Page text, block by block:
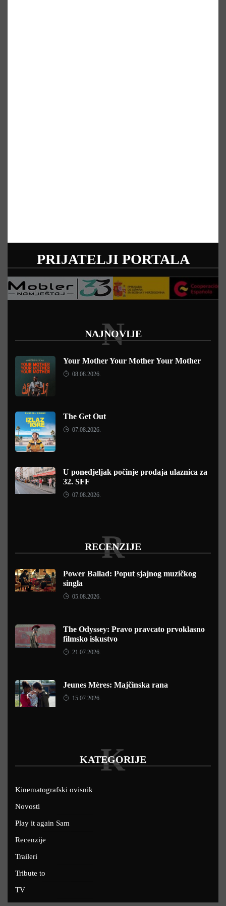
PRIJATELJI PORTALA
NAJNOVIJE
N
Your Mother Your Mother Your Mother
08.08.2026.
The Get Out
07.08.2026.
U ponedjeljak počinje prodaja ulaznica za
32. SFF
07.08.2026.
RECENZIJE
R
Power Ballad: Poput sjajnog muzičkog
singla
05.08.2026.
The Odyssey: Pravo pravcato prvoklasno
filmsko iskustvo
21.07.2026.
Jeunes Mères: Majčinska rana
15.07.2026.
KATEGORIJE
K
Kinematografski ovisnik
Novosti
Play it again Sam
Recenzije
Traileri
Tribute to
TV